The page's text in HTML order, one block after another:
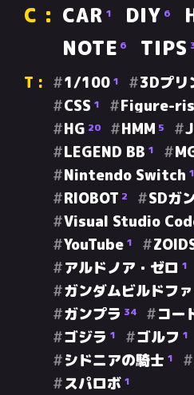
CAR 1 DIY 6
NOTE 6 TIPS
1/100 1 3Dプリ
CSS 1 Figure-
HG 20 HMM 5
LEGEND BB 1
Nintendo Switch 1
RIOBOT 2 SDガ
Visual Studio
YouTube 1
アルドノア・ゼロ 1
ガンダムビルドフ
ガンプラ 34 コー
ゴジラ 1 ゴルフ 1
シドニアの騎士 1
スパロボ 1